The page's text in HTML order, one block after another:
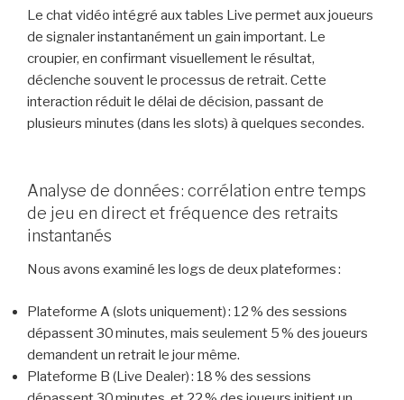
Le chat vidéo intégré aux tables Live permet aux joueurs
de signaler instantanément un gain important. Le
croupier, en confirmant visuellement le résultat,
déclenche souvent le processus de retrait. Cette
interaction réduit le délai de décision, passant de
plusieurs minutes (dans les slots) à quelques secondes.
Analyse de données : corrélation entre temps
de jeu en direct et fréquence des retraits
instantanés
Nous avons examiné les logs de deux plateformes :
Plateforme A (slots uniquement) : 12 % des sessions
dépassent 30 minutes, mais seulement 5 % des joueurs
demandent un retrait le jour même.
Plateforme B (Live Dealer) : 18 % des sessions